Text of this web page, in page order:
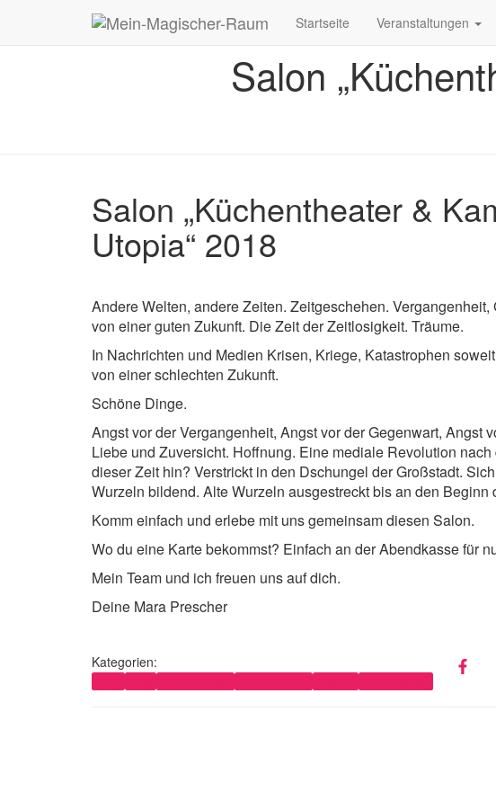
Startseite Veranstaltungen
Salon
Salon „Küchentheater &
Utopia“ 2018
Andere Welten, andere Zeiten. Zeitgeschehen.
von einer guten Zukunft. Die Zeit der Zeitlosigkeit. Träume.
In Nachrichten und Medien Krisen, Kriege, Katastrophen
von einer schlechten Zukunft.
Schöne Dinge.
Angst vor der Vergangenheit, Angst vor der Gegenwart, Angst
Liebe und Zuversicht. Hoffnung. Eine mediale Revolution
dieser Zeit hin? Verstrickt in den Dschungel der Großstadt.
Wurzeln bildend. Alte Wurzeln ausgestreckt bis an den Beginn
Komm einfach und erlebe mit uns gemeinsam diesen Salon.
Wo du eine Karte bekommst? Einfach an der Abendkasse für
Mein Team und ich freuen uns auf dich.
Deine Mara Prescher
Kategorien: